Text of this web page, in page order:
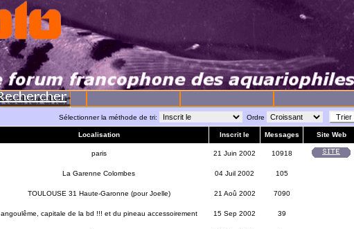
Sélectionner la méthode de tri: Ordre
Localisation Inscrit le Messages Site Web
paris 21 Juin 2002 10918
La Garenne Colombes 04 Juil 2002 105
TOULOUSE 31 Haute-Garonne (pour Joelle) 21 Aoû 2002 7090
angoulême, capitale de la bd !!! et du pineau accessoirement 15 Sep 2002 39